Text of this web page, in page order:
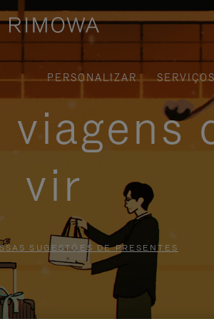
PERSONALIZAR
vir
SUGESTÕES DE PRESENTES